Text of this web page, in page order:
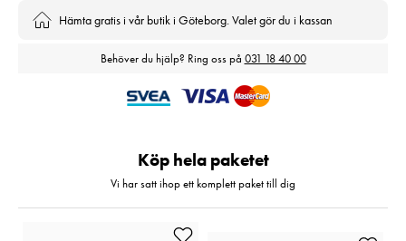
Hämta gratis i vår butik i Göteborg. Valet gör du i kassan
Behöver du hjälp? Ring oss på 031 18 40 00
Köp hela paketet
Vi har satt ihop ett komplett paket till dig